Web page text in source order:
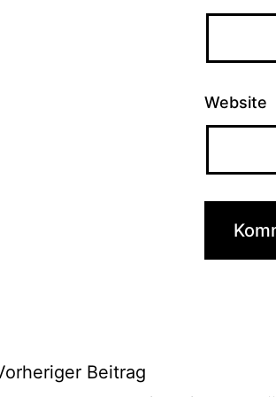
Website
Beitrag